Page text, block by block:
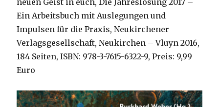
neuen Geist in euch, Die Jahreslosung 2017 –
Ein Arbeitsbuch mit Auslegungen und
Impulsen für die Praxis, Neukirchener
Verlagsgesellschaft, Neukirchen – Vluyn 2016,
184 Seiten, ISBN: 978-3-7615-6322-9, Preis: 9,99
Euro